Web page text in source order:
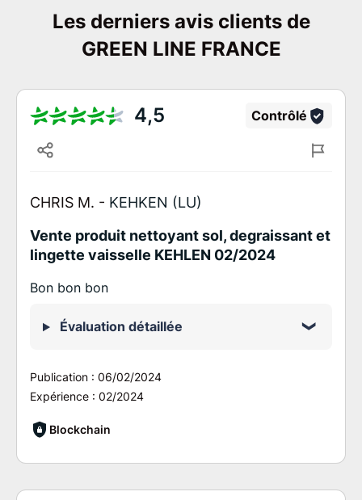
Les derniers avis clients de
GREEN LINE FRANCE
4,5 Contrôlé
CHRIS M. - KEHKEN (LU)
Vente produit nettoyant sol, degraissant et
lingette vaisselle KEHLEN 02/2024
Bon bon bon
Évaluation détaillée
Publication : 06/02/2024
Expérience : 02/2024
Blockchain